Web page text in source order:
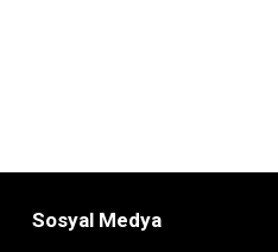
Sosyal Medya